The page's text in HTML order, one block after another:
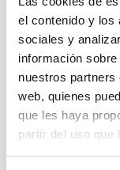
el contenido y los
sociales y
información
nuestros
web, quienes
que les haya
partir del uso que